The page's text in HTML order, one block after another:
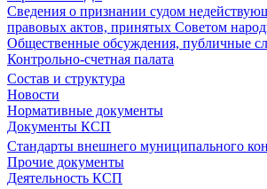
Сведения о признании судом
правовых актов, принятых Советом
Общественные обсуждения, публичные
Контрольно-счетная палата
Состав и структура
Новости
Нормативные документы
Документы КСП
Стандарты внешнего муниципального
Прочие документы
Деятельность КСП